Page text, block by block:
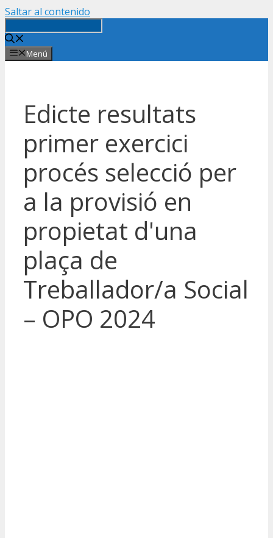
Saltar al contenido
Menú
Edicte resultats
primer exercici
procés selecció per
a la provisió en
propietat d'una
plaça de
Treballador/a Social
– OPO 2024